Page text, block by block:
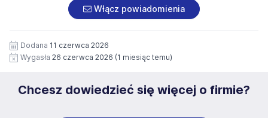
pod numerem 33 816 64 09 lub pisemnie na adres
siedziby administratora.
https://www.workprofit.pl/klauzula-informacyjna.html
załączonych dokumentach aplikacyjnych (w tym
wizerunku), na potrzeby przyszłych rekrutacji przez okres
12 miesięcy. Zgoda jest dobrowolna i może być w każdym
czasie wycofana.
Włącz powiadomienia
Dodana 11 czerwca 2026
Wygasła 26 czerwca 2026 (1 miesiąc temu)
Chcesz dowiedzieć się więcej o firmie?